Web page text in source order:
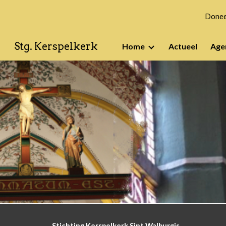
Stg. Kerspelkerk Home Actueel